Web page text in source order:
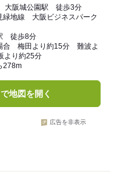
大阪城公園駅 徒歩3分
緑地線 大阪ビジネスパーク
徒歩8分
合 梅田より約15分 難波よ
より約25分
278m
地図を開く
広告を非表示